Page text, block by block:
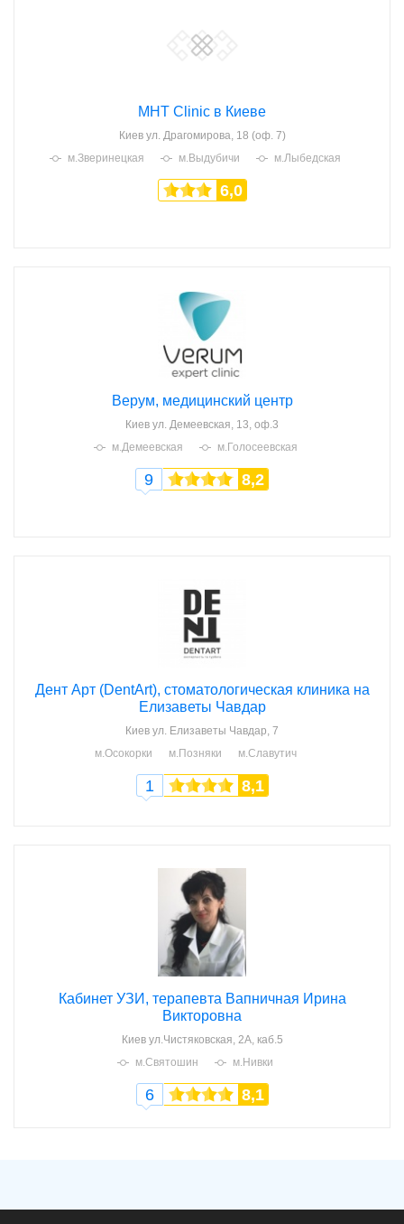
MHT Clinic в Киеве
Киев ул. Драгомирова, 18 (оф. 7)
м.Зверинецкая
м.Выдубичи м.Лыбедская
6,0
Верум, медицинский центр
Киев ул. Демеевская, 13, оф.3
м.Демеевская
м.Голосеевская
9 8,2
Дент Арт (DentArt), стоматологическая клиника на
Елизаветы Чавдар
Киев ул. Елизаветы Чавдар, 7
м.Осокорки
м.Позняки м.Славутич
1 8,1
Кабинет УЗИ, терапевта Вапничная Ирина
Викторовна
Киев ул.Чистяковская, 2А, каб.5
м.Святошин
м.Нивки
6 8,1